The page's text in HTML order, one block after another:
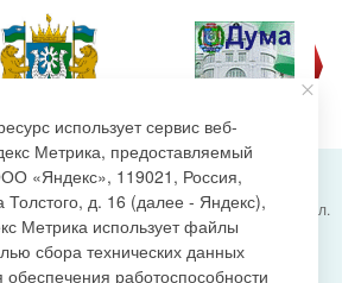
городского поселения Излучинск, ул.
6, пгт. Излучинск, Нижневартовский
Мансийский автономный округ-Югра
использует сервис веб-
Метрика, предоставляемый
«Яндекс», 119021, Россия,
Толстого, д. 16 (далее - Яндекс),
Метрика использует файлы
сбора технических данных
обеспечения работоспособности